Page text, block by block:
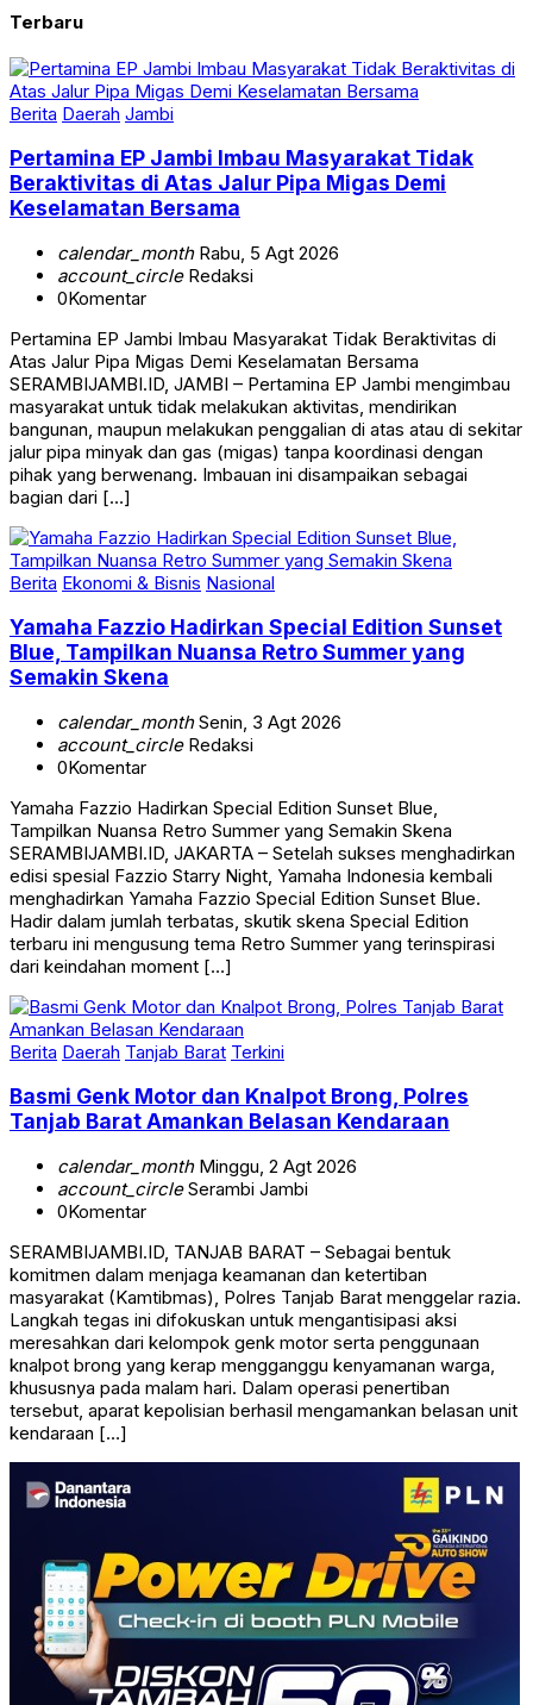
Terbaru
Berita Daerah Jambi
Pertamina EP Jambi Imbau Masyarakat Tidak
Beraktivitas di Atas Jalur Pipa Migas Demi
Keselamatan Bersama
calendar_monthRabu, 5 Agt 2026
account_circleRedaksi
0Komentar
Pertamina EP Jambi Imbau Masyarakat Tidak Beraktivitas di
Atas Jalur Pipa Migas Demi Keselamatan Bersama
SERAMBIJAMBI.ID, JAMBI – Pertamina EP Jambi mengimbau
masyarakat untuk tidak melakukan aktivitas, mendirikan
bangunan, maupun melakukan penggalian di atas atau di sekitar
jalur pipa minyak dan gas (migas) tanpa koordinasi dengan
pihak yang berwenang. Imbauan ini disampaikan sebagai
bagian dari […]
Berita Ekonomi & Bisnis Nasional
Yamaha Fazzio Hadirkan Special Edition Sunset
Blue, Tampilkan Nuansa Retro Summer yang
Semakin Skena
calendar_monthSenin, 3 Agt 2026
account_circleRedaksi
0Komentar
Yamaha Fazzio Hadirkan Special Edition Sunset Blue,
Tampilkan Nuansa Retro Summer yang Semakin Skena
SERAMBIJAMBI.ID, JAKARTA – Setelah sukses menghadirkan
edisi spesial Fazzio Starry Night, Yamaha Indonesia kembali
menghadirkan Yamaha Fazzio Special Edition Sunset Blue.
Hadir dalam jumlah terbatas, skutik skena Special Edition
terbaru ini mengusung tema Retro Summer yang terinspirasi
dari keindahan moment […]
Berita Daerah Tanjab Barat Terkini
Basmi Genk Motor dan Knalpot Brong, Polres
Tanjab Barat Amankan Belasan Kendaraan
calendar_monthMinggu, 2 Agt 2026
account_circleSerambi Jambi
0Komentar
SERAMBIJAMBI.ID, TANJAB BARAT – Sebagai bentuk
komitmen dalam menjaga keamanan dan ketertiban
masyarakat (Kamtibmas), Polres Tanjab Barat menggelar razia.
Langkah tegas ini difokuskan untuk mengantisipasi aksi
meresahkan dari kelompok genk motor serta penggunaan
knalpot brong yang kerap mengganggu kenyamanan warga,
khususnya pada malam hari. Dalam operasi penertiban
tersebut, aparat kepolisian berhasil mengamankan belasan unit
kendaraan […]